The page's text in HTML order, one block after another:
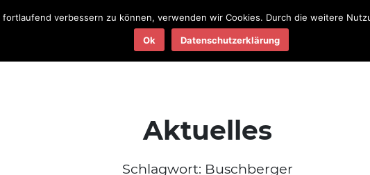
Termine
2025
Ergebnisse
2025
Aktuelles
Schlagwort: Buschberger
verbessern zu können, verwenden wir Cookies. Durch die weitere
Ok Datenschutzerklärung